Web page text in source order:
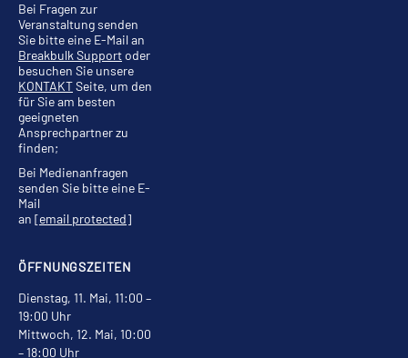
ÖFFNUNGSZEITEN
Dienstag, 11. Mai, 11:00 –
19:00 Uhr
Mittwoch, 12. Mai, 10:00
– 18:00 Uhr
Bei Fragen zur
Veranstaltung senden
Sie bitte eine E-Mail an
Breakbulk Supportoder
besuchen Sie unsere
KONTAKTSeite, um den
für Sie am besten
geeigneten
Ansprechpartner zu
finden;
Bei Medienanfragen
senden Sie bitte eine E-
Mail
an [email protected]